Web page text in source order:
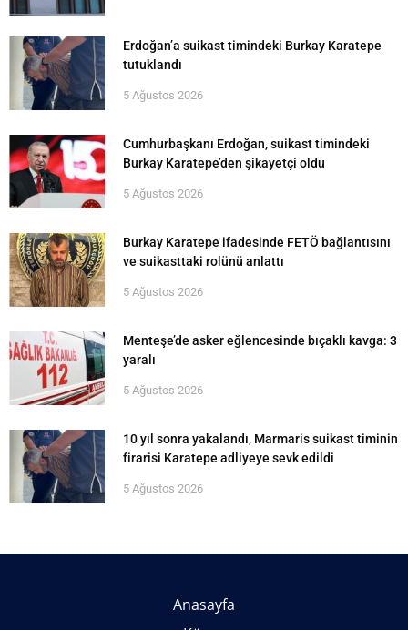
Erdoğan’a suikast timindeki Burkay Karatepe
tutuklandı
5 Ağustos 2026
Cumhurbaşkanı Erdoğan, suikast timindeki
Burkay Karatepe’den şikayetçi oldu
5 Ağustos 2026
Burkay Karatepe ifadesinde FETÖ bağlantısını
ve suikasttaki rolünü anlattı
5 Ağustos 2026
Menteşe’de asker eğlencesinde bıçaklı kavga: 3
yaralı
5 Ağustos 2026
10 yıl sonra yakalandı, Marmaris suikast timinin
firarisi Karatepe adliyeye sevk edildi
5 Ağustos 2026
Anasayfa